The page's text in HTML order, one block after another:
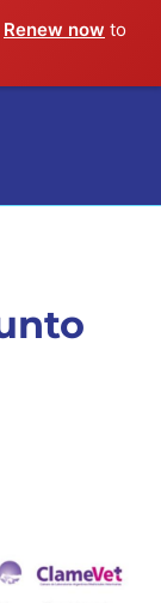
Renew now to